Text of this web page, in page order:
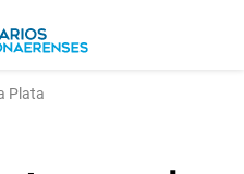
Plata